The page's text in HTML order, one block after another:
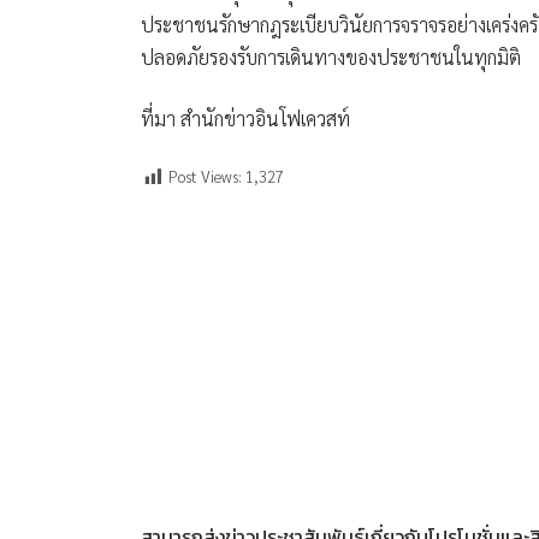
ประชาชนรักษากฎระเบียบวินัยการจราจรอย่างเคร่
ปลอดภัยรองรับการเดินทางของประชาชนในทุกมิติ
ที่มา สำนักข่าวอินโฟเควสท์
Post Views: 1,327